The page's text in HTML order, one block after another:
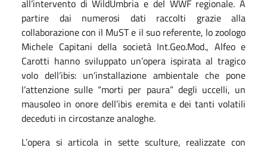
all’intervento di WildUmbria e del WWF regionale. A
partire dai numerosi dati raccolti grazie alla
collaborazione con il MuST e il suo referente, lo zoologo
Michele Capitani della società Int.Geo.Mod., Alfeo e
Carotti hanno sviluppato un’opera ispirata al tragico
volo dell’ibis: un’installazione ambientale che pone
l’attenzione sulle “morti per paura” degli uccelli, un
mausoleo in onore dell’ibis eremita e dei tanti volatili
deceduti in circostanze analoghe.
L’opera si articola in sette sculture, realizzate con